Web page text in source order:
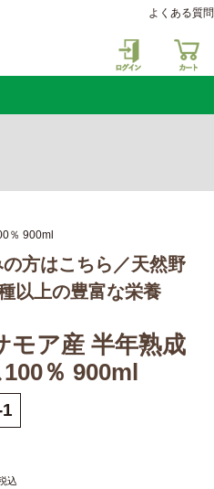
よくある質問
％ 900ml
方はこちら／天然野
以上の豊富な栄養
モア産 半年熟成
％ 900ml
込